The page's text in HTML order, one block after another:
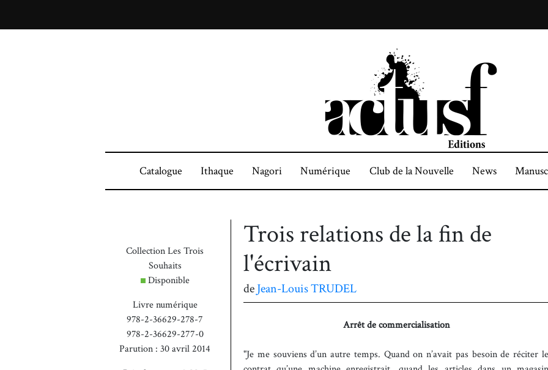
Catalogue Ithaque Nagori Numérique Club de la Nouvelle News
Collection Les Trois
Souhaits
Disponible
Livre numérique
978-2-36629-278-7
978-2-36629-277-0
Parution : 30 avril 2014
Trois relations de la fin de
l'écrivain
deJean-Louis TRUDEL
Arrêt de commercialisation
"Je me souviens d’un autre temps. Quand on n’avait pas besoin de réciter le